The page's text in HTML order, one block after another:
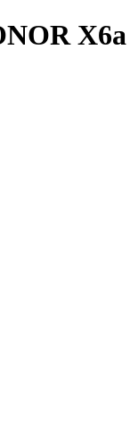
X6a